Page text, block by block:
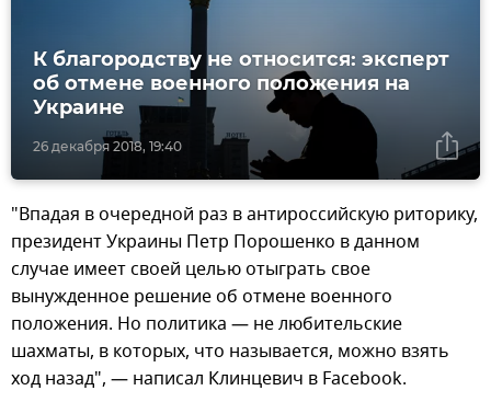
26 декабря 2018, 19:40
К благородству не относится: эксперт
об отмене военного положения на
Украине
"Впадая в очередной раз в антироссийскую риторику,
президент Украины Петр Порошенко в данном
случае имеет своей целью отыграть свое
вынужденное решение об отмене военного
положения. Но политика — не любительские
шахматы, в которых, что называется, можно взять
ход назад", — написал Клинцевич в Facebook.